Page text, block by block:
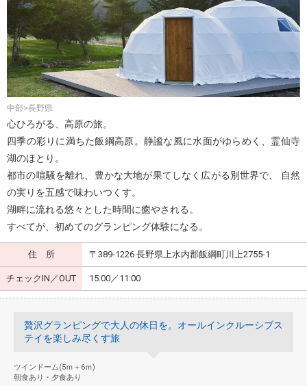
中部>長野県
心ひろがる、高原の旅。
四季の彩りに満ちた飯綱高原。静謐な風に水面がゆらめく、霊仙寺
湖のほとり。
都市の喧騒を離れ、豊かな大地が果てしなく広がる別世界で、 自然
の実りを五感で味わいつくす。
湖畔に流れる悠々とした時間に癒やされる。
すべてが、初めてのグランピング体験になる。
住 所 〒389-1226 長野県上水内郡飯綱町川上2755-1
チェックIN／OUT 15:00／11:00
贅沢グランピングで大人の休日を。オールインクルーシブス
テイを楽しみ尽くす旅
ツインドーム(5ｍ＋6ｍ)
朝食あり・夕食あり